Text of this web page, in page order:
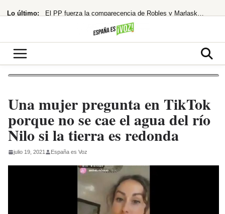
al Lo último: El PP fuerza la comparecencia de Robles y Marlaska en el Senado por la crisis
¡España al borde del abismo! El modelo holandés de pensiones, ¿la única salida?
Una mujer pregunta en TikTok
porque no se cae el agua del río
Nilo si la tierra es redonda
julio 19, 2021 España es Voz